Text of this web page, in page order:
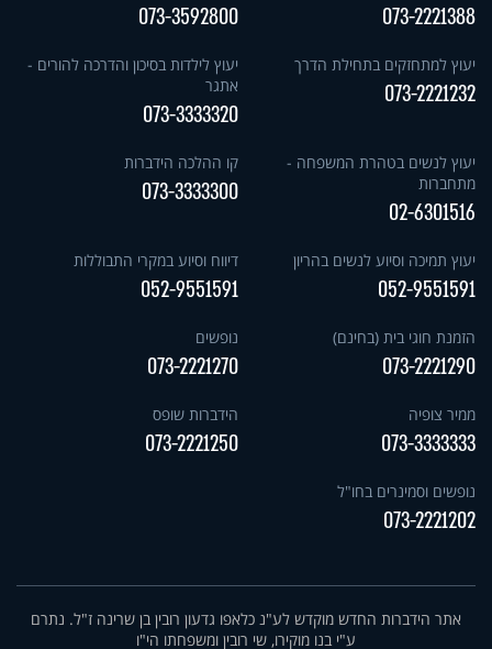
073-2221388
073-3592800
יעוץ למתחזקים בתחילת הדרך
073-2221232
יעוץ לילדות בסיכון והדרכה להורים -
אתגר
073-3333320
יעוץ לנשים בטהרת המשפחה -
מתחברות
02-6301516
קו ההלכה הידברות
073-3333300
יעוץ תמיכה וסיוע לנשים בהריון
052-9551591
דיווח וסיוע במקרי התבוללות
052-9551591
הזמנת חוגי בית (בחינם)
073-2221290
נופשים
073-2221270
ממיר צופיה
073-3333333
הידברות שופס
073-2221250
נופשים וסמינרים בחו"ל
073-2221202
אתר הידברות החדש מוקדש לע"נ כלאפו גדעון רובין בן שרינה ז"ל. נתרם
ע"י בנו מוקירו, שי רובין ומשפחתו הי"ו